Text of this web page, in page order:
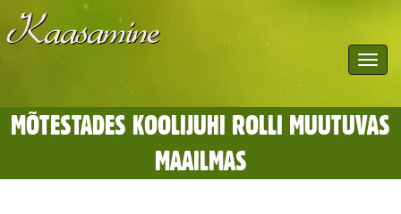
Toggle
MÕTESTADES KOOLIJUHI ROLLI MUUTUVAS
MAAILMAS